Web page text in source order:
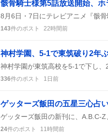
骸骨騎士様第5話放送開始、
143件のポスト 22時間前
336件のポスト 1日前
24件のポスト 11時間前